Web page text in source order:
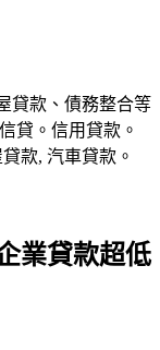
貸款、債務整合等
貸。信用貸款。
款, 汽車貸款。
業貸款超低